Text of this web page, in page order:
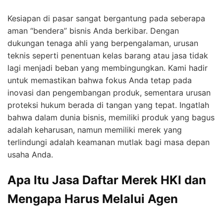
Kesiapan di pasar sangat bergantung pada seberapa
aman “bendera” bisnis Anda berkibar. Dengan
dukungan tenaga ahli yang berpengalaman, urusan
teknis seperti penentuan kelas barang atau jasa tidak
lagi menjadi beban yang membingungkan. Kami hadir
untuk memastikan bahwa fokus Anda tetap pada
inovasi dan pengembangan produk, sementara urusan
proteksi hukum berada di tangan yang tepat. Ingatlah
bahwa dalam dunia bisnis, memiliki produk yang bagus
adalah keharusan, namun memiliki merek yang
terlindungi adalah keamanan mutlak bagi masa depan
usaha Anda.
Apa Itu Jasa Daftar Merek HKI dan
Mengapa Harus Melalui Agen